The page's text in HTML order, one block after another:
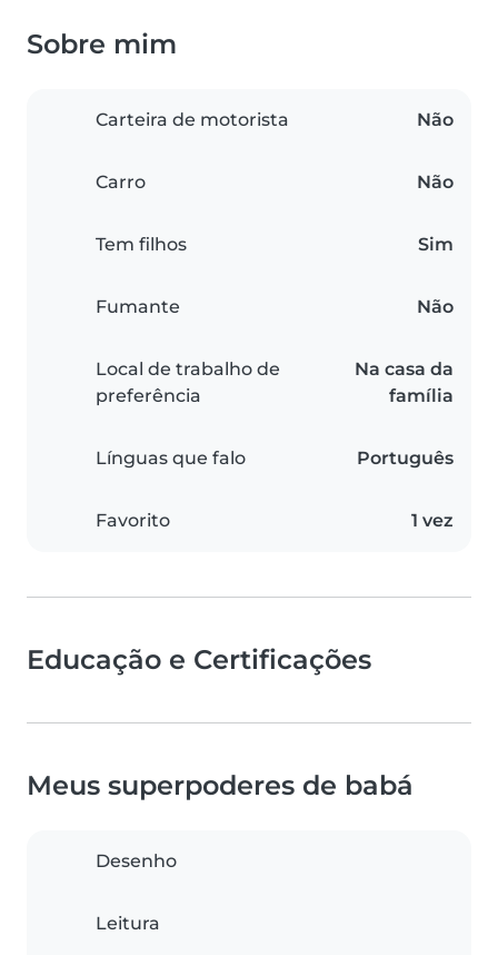
Sobre mim
Carteira de motorista Não
Carro Não
Tem filhos Sim
Fumante Não
Local de trabalho de
preferência
Na casa da
família
Línguas que falo Português
Favorito 1 vez
Educação e Certificações
Meus superpoderes de babá
Desenho
Leitura